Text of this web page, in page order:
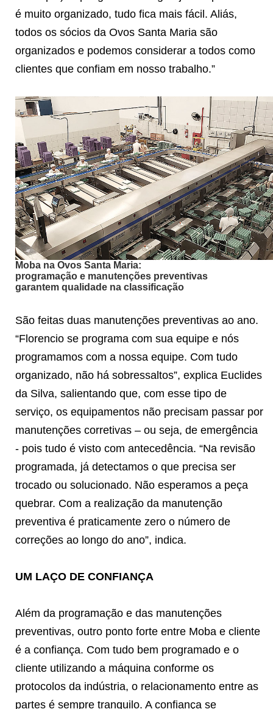
é muito organizado, tudo fica mais fácil. Aliás,
todos os sócios da Ovos Santa Maria são
organizados e podemos considerar a todos como
clientes que confiam em nosso trabalho.”
Moba na Ovos Santa Maria:
programação e manutenções preventivas
garantem qualidade na classificação
São feitas duas manutenções preventivas ao ano.
“Florencio se programa com sua equipe e nós
programamos com a nossa equipe. Com tudo
organizado, não há sobressaltos”, explica Euclides
da Silva, salientando que, com esse tipo de
serviço, os equipamentos não precisam passar por
manutenções corretivas – ou seja, de emergência
- pois tudo é visto com antecedência. “Na revisão
programada, já detectamos o que precisa ser
trocado ou solucionado. Não esperamos a peça
quebrar. Com a realização da manutenção
preventiva é praticamente zero o número de
correções ao longo do ano”, indica.
UM LAÇO DE CONFIANÇA
Além da programação e das manutenções
preventivas, outro ponto forte entre Moba e cliente
é a confiança. Com tudo bem programado e o
cliente utilizando a máquina conforme os
protocolos da indústria, o relacionamento entre as
partes é sempre tranquilo. A confiança se